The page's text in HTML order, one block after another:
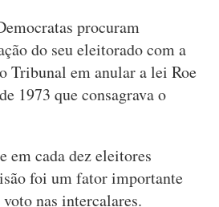
procuram
do seu eleitorado com a
Tribunal em anular a lei Roe
1973 que consagrava o
em cada dez eleitores
foi um fator importante
nas intercalares.